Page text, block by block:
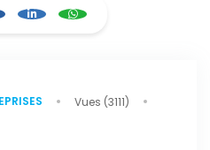
Vues (3111)